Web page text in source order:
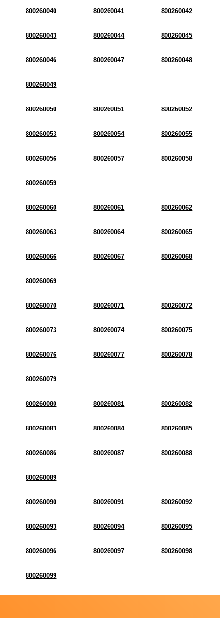
800260040 800260041 800260042
800260043 800260044 800260045
800260046 800260047 800260048
800260049
800260050 800260051 800260052
800260053 800260054 800260055
800260056 800260057 800260058
800260059
800260060 800260061 800260062
800260063 800260064 800260065
800260066 800260067 800260068
800260069
800260070 800260071 800260072
800260073 800260074 800260075
800260076 800260077 800260078
800260079
800260080 800260081 800260082
800260083 800260084 800260085
800260086 800260087 800260088
800260089
800260090 800260091 800260092
800260093 800260094 800260095
800260096 800260097 800260098
800260099